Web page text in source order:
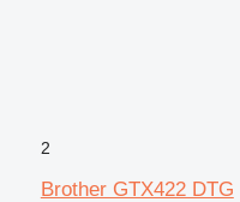
2
Brother GTX422 DTG